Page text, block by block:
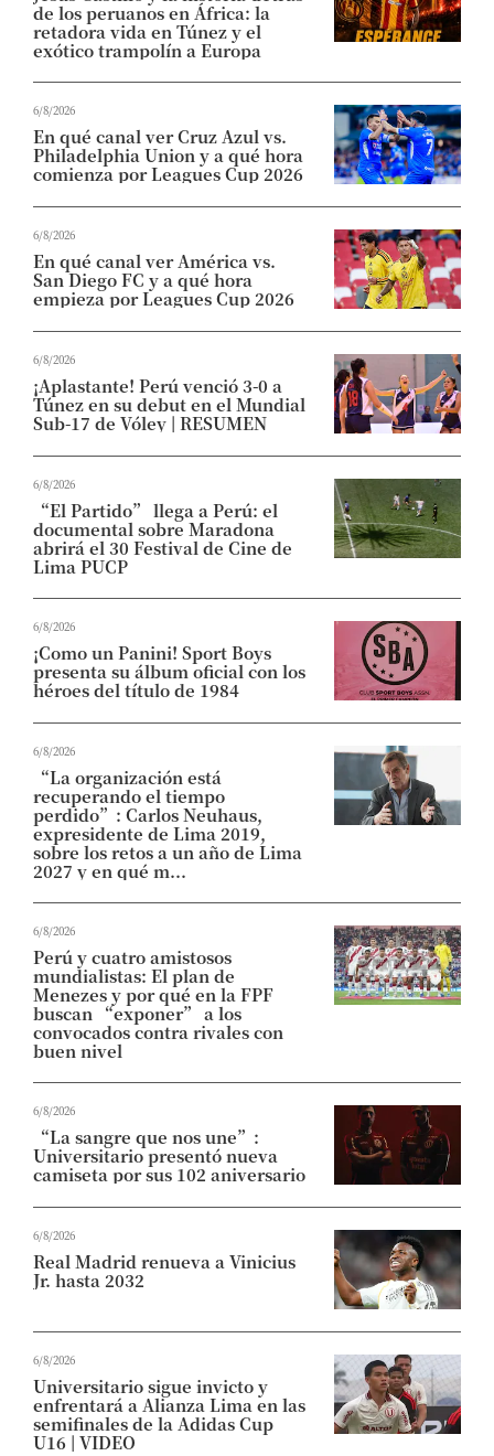
de los peruanos en África: la
retadora vida en Túnez y el
exótico trampolín a Europa
6/8/2026
En qué canal ver Cruz Azul vs.
Philadelphia Union y a qué hora
comienza por Leagues Cup 2026
6/8/2026
En qué canal ver América vs.
San Diego FC y a qué hora
empieza por Leagues Cup 2026
6/8/2026
¡Aplastante! Perú venció 3-0 a
Túnez en su debut en el Mundial
Sub-17 de Vóley | RESUMEN
6/8/2026
“El Partido” llega a Perú: el
documental sobre Maradona
abrirá el 30 Festival de Cine de
Lima PUCP
6/8/2026
¡Como un Panini! Sport Boys
presenta su álbum oficial con los
héroes del título de 1984
6/8/2026
“La organización está
recuperando el tiempo
perdido”: Carlos Neuhaus,
expresidente de Lima 2019,
sobre los retos a un año de Lima
2027 y en qué m...
6/8/2026
Perú y cuatro amistosos
mundialistas: El plan de
Menezes y por qué en la FPF
buscan “exponer” a los
convocados contra rivales con
buen nivel
6/8/2026
“La sangre que nos une”:
Universitario presentó nueva
camiseta por sus 102 aniversario
6/8/2026
Real Madrid renueva a Vinicius
Jr. hasta 2032
6/8/2026
Universitario sigue invicto y
enfrentará a Alianza Lima en las
semifinales de la Adidas Cup
U16 | VIDEO